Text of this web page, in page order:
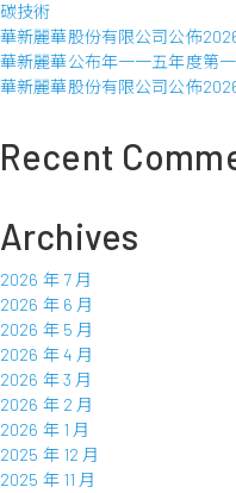
碳技術
華新麗華股份有限公司公佈
華新麗華公布年一一五年度第
華新麗華股份有限公司公佈
Recent
Archives
2026 年 7 月
2026 年 6 月
2026 年 5 月
2026 年 4 月
2026 年 3 月
2026 年 2 月
2026 年 1 月
2025 年 12 月
2025 年 11 月